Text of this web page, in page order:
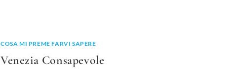
COSA MI PREME FARVI SAPERE
Venezia Consapevole